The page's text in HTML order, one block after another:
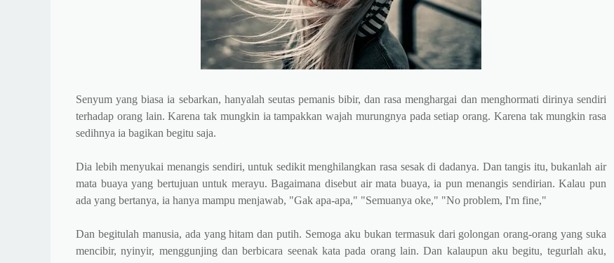
Senyum yang biasa ia sebarkan, hanyalah seutas pemanis bibir, dan rasa menghargai dan menghormati dirinya sendiri
terhadap orang lain. Karena tak mungkin ia tampakkan wajah murungnya pada setiap orang. Karena tak mungkin rasa
sedihnya ia bagikan begitu saja.
Dia lebih menyukai menangis sendiri, untuk sedikit menghilangkan rasa sesak di dadanya. Dan tangis itu, bukanlah air
mata buaya yang bertujuan untuk merayu. Bagaimana disebut air mata buaya, ia pun menangis sendirian. Kalau pun
ada yang bertanya, ia hanya mampu menjawab, "Gak apa-apa," "Semuanya oke," "No problem, I'm fine,"
Dan begitulah manusia, ada yang hitam dan putih. Semoga aku bukan termasuk dari golongan orang-orang yang suka
mencibir, nyinyir, menggunjing dan berbicara seenak kata pada orang lain. Dan kalaupun aku begitu, tegurlah aku,